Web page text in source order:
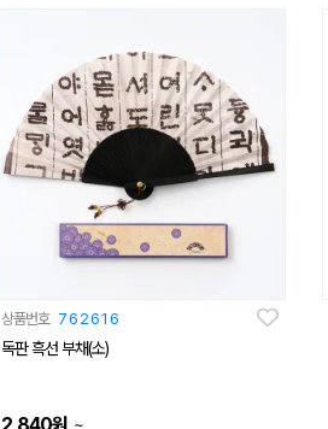
상품번호 762616
독판 흑선 부채(소)
~